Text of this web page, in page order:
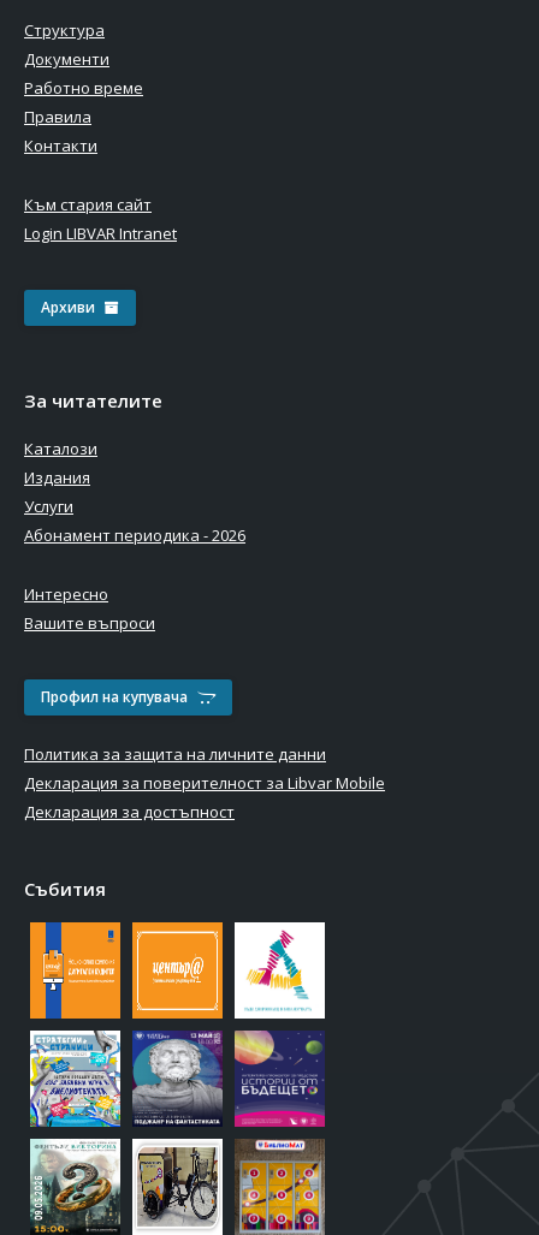
Структура
Документи
Работно време
Правила
Контакти
Към стария сайт
Login LIBVAR Intranet
Архиви
За читателите
Каталози
Издания
Услуги
Абонамент периодика - 2026
Интересно
Вашите въпроси
Профил на купувача
Политика за защита на личните данни
Декларация за поверителност за Libvar Mobile
Декларация за достъпност
Събития